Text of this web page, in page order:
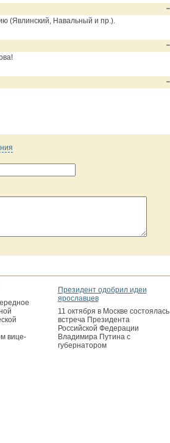
(Явлинский, Навальный и пр.).
вице-
Президент одобрил идеи
ярославцев
11 октября в Москве состоялась
встреча Президента
Российской Федерации
Владимира Путина с
губернатором